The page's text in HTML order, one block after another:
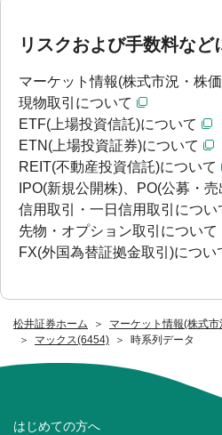
松井証券ホーム
マーケット情報(株式
マックス(6454)
時系列データ
リスクおよび手数料など
マーケット情報(株式市況・株
現物取引について
ETF(上場投資信託)について
ETN(上場投資証券)について
REIT(不動産投資信託)について
IPO(新規公開株)、PO(公募・
信用取引・一日信用取引につい
先物・オプション取引について
FX(外国為替証拠金取引)につい
はじめての方へ